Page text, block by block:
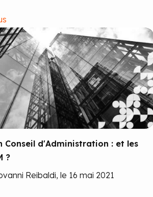
Conseil d'Administration : et les
?
Reibaldi, le 16 mai 2021